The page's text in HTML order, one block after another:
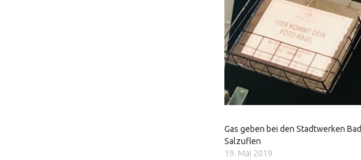
Gas geben bei den Stadtwerken Bad
Salzuflen
19. Mai 2019